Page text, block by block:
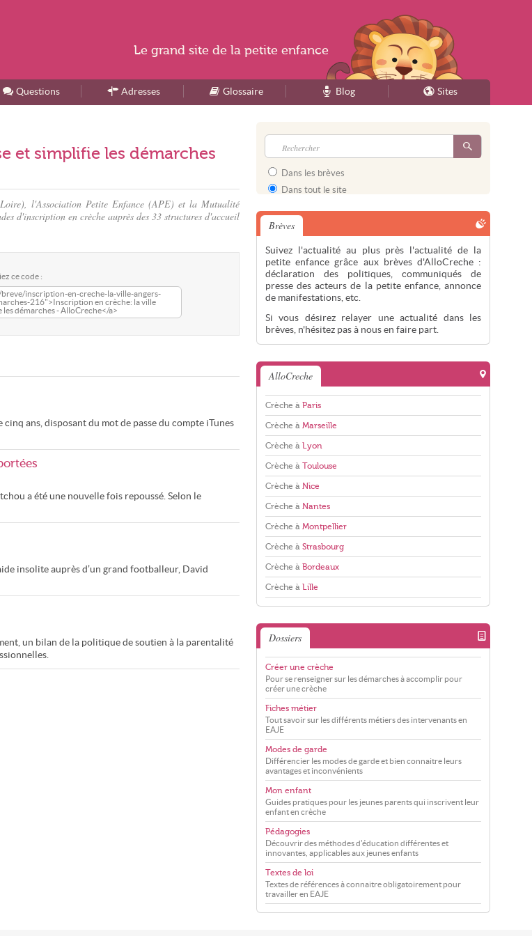
Questions Adresses Glossaire Blog Sites
et simplifie les démarches
l'Association Petite Enfance (APE) et la Mutualité
d'inscription en crèche auprès des 33 structures d'accueil
ce code :
inscription-en-creche-la-ville-angers-
216">Inscription en crèche: la ville
démarches - AlloCreche</a>
ans, disposant du mot de passe du compte iTunes
a été une nouvelle fois repoussé. Selon le
insolite auprès d’un grand footballeur, David
un bilan de la politique de soutien à la parentalité
Dans les brèves
Dans tout le site
Brèves
Suivez l'actualité au plus près l'actualité de la
petite enfance grâce aux brèves d'AlloCreche :
déclaration des politiques, communiqués de
presse des acteurs de la petite enfance, annonce
de manifestations, etc.
Si vous désirez relayer une actualité dans les
brèves, n'hésitez pas à nous en faire part.
AlloCreche
Crèche à Paris
Crèche à Marseille
Crèche à Lyon
Crèche à Toulouse
Crèche à Nice
Crèche à Nantes
Crèche à Montpellier
Crèche à Strasbourg
Crèche à Bordeaux
Crèche à Lille
Dossiers
Créer une crèche
Pour se renseigner sur les démarches à accomplir pour
créer une crèche
Fiches métier
Tout savoir sur les différents métiers des intervenants en
EAJE
Modes de garde
Différencier les modes de garde et bien connaitre leurs
avantages et inconvénients
Mon enfant
Guides pratiques pour les jeunes parents qui inscrivent leur
enfant en crèche
Pédagogies
Découvrir des méthodes d'éducation différentes et
innovantes, applicables aux jeunes enfants
Textes de loi
Textes de références à connaitre obligatoirement pour
travailler en EAJE
Le grand site de la petite enfance